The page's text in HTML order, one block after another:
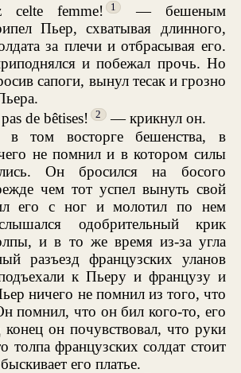
celte femme!
1
— бешеным
Пьер, схватывая длинного,
за плечи и отбрасывая его.
и побежал прочь. Но
сапоги, вынул тесак и грозно
de bêtises!
2 — крикнул он.
том восторге бешенства, в
не помнил и в котором силы
Он бросился на босого
чем тот успел вынуть свой
его с ног и молотил по нем
одобрительный крик
и в то же время из-за угла
разъезд французских уланов
к Пьеру и французу и
ничего не помнил из того, что
помнил, что он бил кого-то, его
он почувствовал, что руки
толпа французских солдат стоит
его платье.